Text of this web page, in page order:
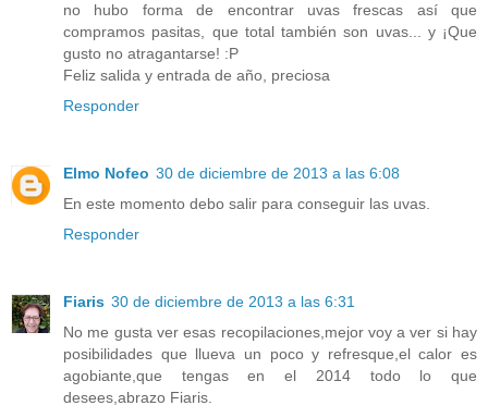
no hubo forma de encontrar uvas frescas así que
compramos pasitas, que total también son uvas... y ¡Que
gusto no atragantarse! :P
Feliz salida y entrada de año, preciosa
Responder
Elmo Nofeo 30 de diciembre de 2013 a las 6:08
En este momento debo salir para conseguir las uvas.
Responder
Fiaris 30 de diciembre de 2013 a las 6:31
No me gusta ver esas recopilaciones,mejor voy a ver si hay
posibilidades que llueva un poco y refresque,el calor es
agobiante,que tengas en el 2014 todo lo que
desees,abrazo Fiaris.